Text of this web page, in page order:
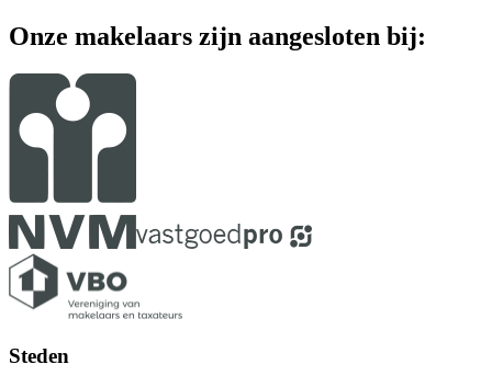
Onze makelaars zijn aangesloten bij:
Steden